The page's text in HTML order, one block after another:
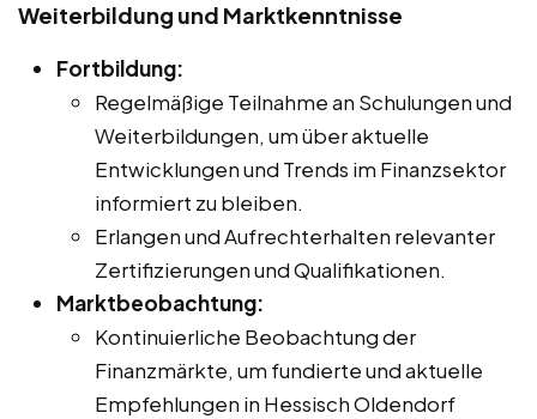
Weiterbildung und Marktkenntnisse
Fortbildung:
Regelmäßige Teilnahme an Schulungen und
Weiterbildungen, um über aktuelle
Entwicklungen und Trends im Finanzsektor
informiert zu bleiben.
Erlangen und Aufrechterhalten relevanter
Zertifizierungen und Qualifikationen.
Marktbeobachtung:
Kontinuierliche Beobachtung der
Finanzmärkte, um fundierte und aktuelle
Empfehlungen in Hessisch Oldendorf